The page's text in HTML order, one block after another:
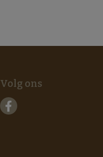
Volg ons